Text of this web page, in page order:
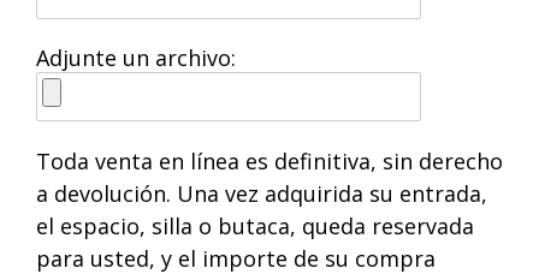
Adjunte un archivo:
Toda venta en línea es definitiva, sin derecho
a devolución. Una vez adquirida su entrada,
el espacio, silla o butaca, queda reservada
para usted, y el importe de su compra